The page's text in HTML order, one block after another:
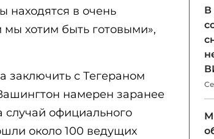
находятся в очень
хотим быть готовыми»,
заключить с Тегераном
намерен заранее
случай официального
около 100 ведущих
В